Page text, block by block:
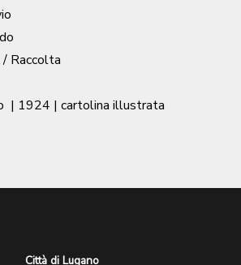
Raccolta
| 1924 | cartolina illustrata
Città di Lugano